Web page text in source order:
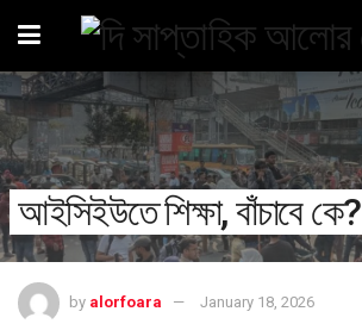
আইসিইউতে শিক্ষা, বাঁচাবে কে?
by alorfoara January 18, 2026